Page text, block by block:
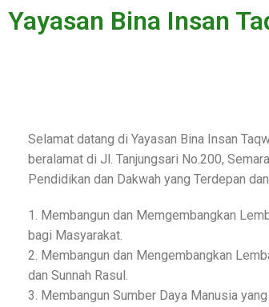
Yayasan Bina Insan
Selamat datang di Yayasan Bina Insan
beralamat di Jl. Tanjungsari No.200,
Pendidikan dan Dakwah yang Terdepan
1. Membangun dan Memgembangkan
bagi Masyarakat.
2. Membangun dan Mengembangkan
dan Sunnah Rasul.
3. Membangun Sumber Daya Manusia